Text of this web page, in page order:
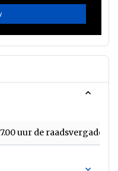
uur de